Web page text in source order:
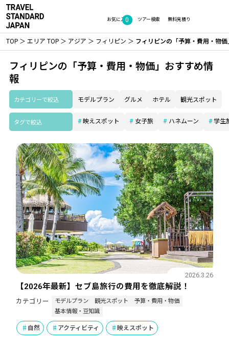
お気に入り
0 無料見積り
ツアー検索
TOP エリア TOP アジア フィリピン フィリピンの「予算・費用・物
フィリピンの「予算・費用・物価」おすすめ情
報
カテゴリーで絞込 モデルプラン グルメ ホテル 観光スポット
タグで絞込 映えスポット 女子旅 ハネムーン 学生
【2026年最新】セブ島旅行の費用を徹底解説！
2026.3.26
カテゴリー モデルプラン 観光スポット
予算・費用・物価
基本情報・豆知識
自然 アクティビティ 映えスポット